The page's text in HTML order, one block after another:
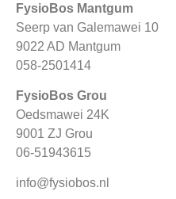
FysioBos Mantgum
Seerp van Galemawei 10
9022 AD Mantgum
058-2501414
FysioBos Grou
Oedsmawei 24K
9001 ZJ Grou
06-51943615
info@fysiobos.nl